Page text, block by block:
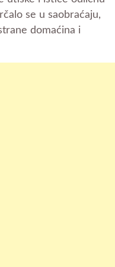
se u saobraćaju,
domaćina i